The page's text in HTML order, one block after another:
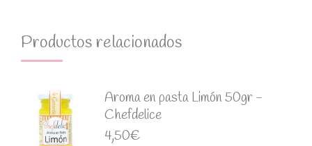
Productos relacionados
Aroma en pasta Limón 50gr -
Chefdelice
4,50€